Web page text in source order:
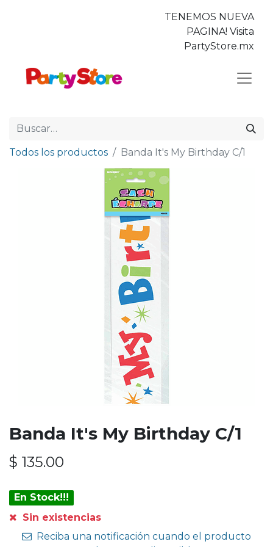
TENEMOS NUEVA
PAGINA! Visita
PartyStore.mx
Todos los productos Banda It's My Birthday C/1
Banda It's My Birthday C/1
$ 135.00
En Stock!!!
Sin existencias
Reciba una notificación cuando el producto